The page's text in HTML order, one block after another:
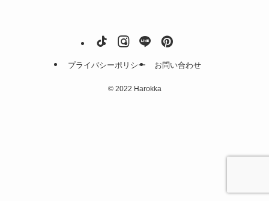
プライバシーポリシー お問い合わせ
©2022 Harokka